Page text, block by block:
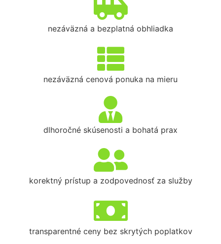
nezáväzná a bezplatná obhliadka
nezáväzná cenová ponuka na mieru
dlhoročné skúsenosti a bohatá prax
korektný prístup a zodpovednosť za služby
transparentné ceny bez skrytých poplatkov